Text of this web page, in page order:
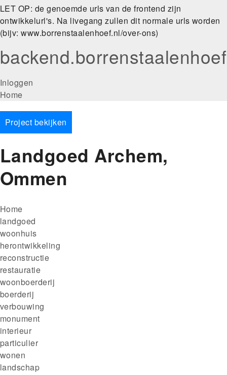
LET OP: de genoemde urls van de frontend zijn
ontwikkelurl's. Na livegang zullen dit normale urls worden
(bijv: www.borrenstaalenhoef.nl/over-ons)
User
account
menu
Inloggen
Main
navigation
Home
Project bekijken
Landgoed Archem,
Ommen
Kruimelpad
Home
landgoed
woonhuis
herontwikkeling
reconstructie
restauratie
woonboerderij
boerderij
verbouwing
monument
interieur
particulier
wonen
landschap